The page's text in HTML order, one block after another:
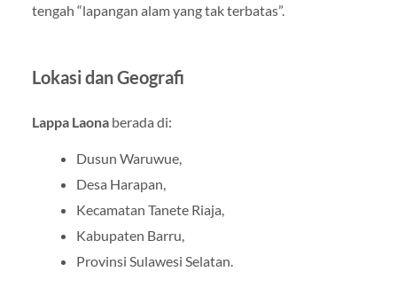
tengah “lapangan alam yang tak terbatas”.
Lokasi dan Geografi
Lappa Laonaberada di:
Dusun Waruwue,
Desa Harapan,
Kecamatan Tanete Riaja,
Kabupaten Barru,
Provinsi Sulawesi Selatan.